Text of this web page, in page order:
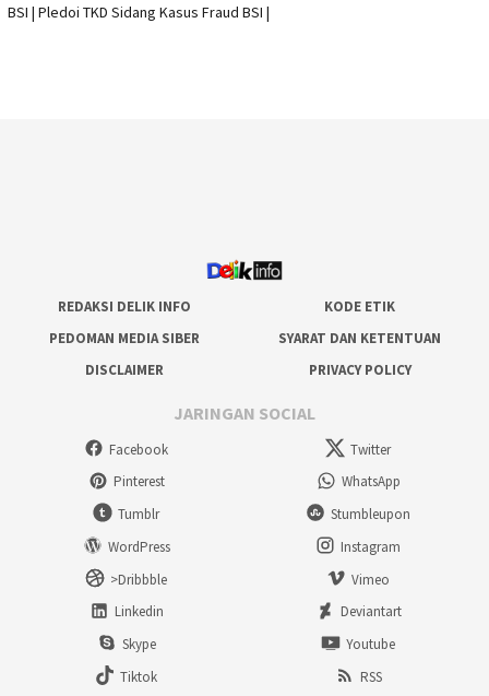
BSI | Pledoi TKD Sidang Kasus Fraud BSI |
REDAKSI DELIK INFO
KODE ETIK
PEDOMAN MEDIA SIBER
SYARAT DAN KETENTUAN
DISCLAIMER
PRIVACY POLICY
JARINGAN SOCIAL
Facebook
Twitter
Pinterest
WhatsApp
Tumblr
Stumbleupon
WordPress
Instagram
>Dribbble
Vimeo
Linkedin
Deviantart
Skype
Youtube
Tiktok
RSS